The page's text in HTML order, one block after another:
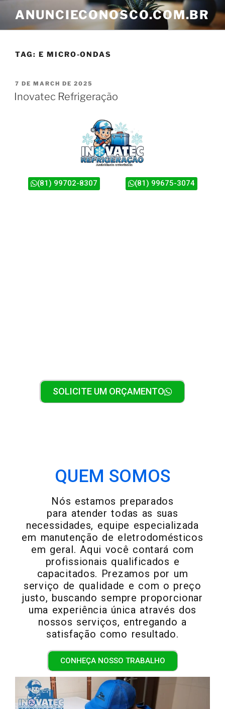
ANUNCIECONOSCO.COM.BR
TAG: E MICRO-ONDAS
7 DE MARCH DE 2025
Inovatec Refrigeração
(81) 99702-8307 (81) 99675-3074
SOLICITE UM ORÇAMENTO
QUEM SOMOS
Nós estamos preparados
para atender todas as suas
necessidades, equipe especializada
em manutenção de eletrodomésticos
em geral. Aqui você contará com
profissionais qualificados e
capacitados. Prezamos por um
serviço de qualidade e com o preço
justo, buscando sempre proporcionar
uma experiência única através dos
nossos serviços, entregando a
satisfação como resultado.
CONHEÇA NOSSO TRABALHO